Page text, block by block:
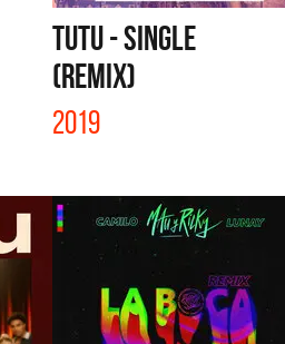
TUTU - SINGLE
(REMIX)
2019